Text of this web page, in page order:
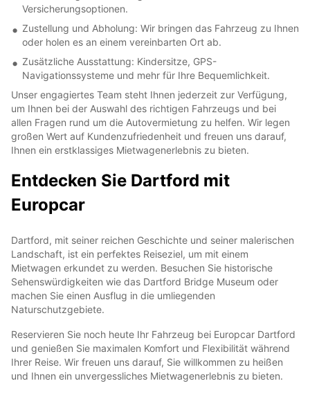
Versicherungsoptionen.
Zustellung und Abholung: Wir bringen das Fahrzeug zu Ihnen
oder holen es an einem vereinbarten Ort ab.
Zusätzliche Ausstattung: Kindersitze, GPS-
Navigationssysteme und mehr für Ihre Bequemlichkeit.
Unser engagiertes Team steht Ihnen jederzeit zur Verfügung,
um Ihnen bei der Auswahl des richtigen Fahrzeugs und bei
allen Fragen rund um die Autovermietung zu helfen. Wir legen
großen Wert auf Kundenzufriedenheit und freuen uns darauf,
Ihnen ein erstklassiges Mietwagenerlebnis zu bieten.
Entdecken Sie Dartford mit
Europcar
Dartford, mit seiner reichen Geschichte und seiner malerischen
Landschaft, ist ein perfektes Reiseziel, um mit einem
Mietwagen erkundet zu werden. Besuchen Sie historische
Sehenswürdigkeiten wie das Dartford Bridge Museum oder
machen Sie einen Ausflug in die umliegenden
Naturschutzgebiete.
Reservieren Sie noch heute Ihr Fahrzeug bei Europcar Dartford
und genießen Sie maximalen Komfort und Flexibilität während
Ihrer Reise. Wir freuen uns darauf, Sie willkommen zu heißen
und Ihnen ein unvergessliches Mietwagenerlebnis zu bieten.